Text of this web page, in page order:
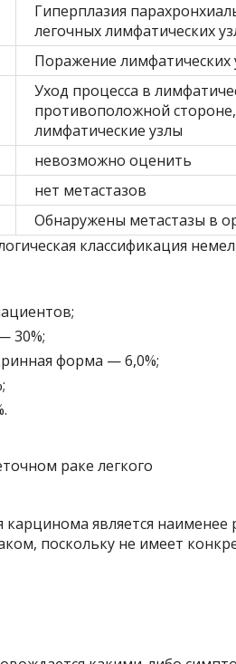
Гиперплазия
легочных лимфатических
Поражение лимфатических
Уход процесса в
противоположной
лимфатические узлы
невозможно оценить
нет метастазов
Обнаружены метастазы в
классификация
30%;
форма — 6,0%;
является
поскольку не имеет